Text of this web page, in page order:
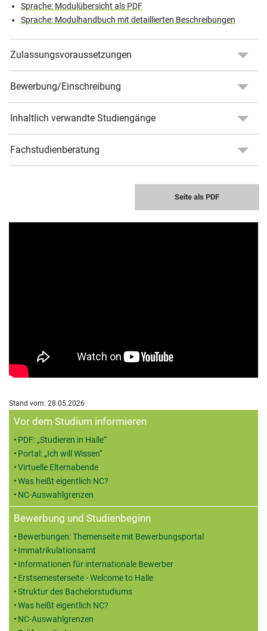
Sprache: Modulübersicht als PDF
Sprache: Modulhandbuch mit detaillierten Beschreibungen
Zulassungsvoraussetzungen
Bewerbung/Einschreibung
Inhaltlich verwandte Studiengänge
Fachstudienberatung
Seite als PDF
Stand vom: 28.05.2026
Zusatzinformationen
Vor dem Studium informieren
PDF: „Studieren in Halle“
Portal: „Ich will Wissen“
Virtuelle Elternabende
Was heißt eigentlich NC?
NC-Auswahlgrenzen
Bewerbung und Studienbeginn
Bewerbungen: Themenseite mit Bewerbungsportal
Immatrikulationsamt
Informationen für internationale Bewerber
Erstsemesterseite - Welcome to Halle
Struktur des Bachelorstudiums
Was heißt eigentlich NC?
NC-Auswahlgrenzen